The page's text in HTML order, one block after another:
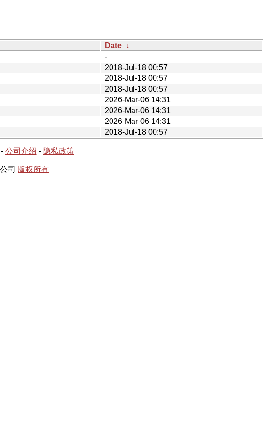
Date ↓
-
2018-Jul-18 00:57
2018-Jul-18 00:57
2018-Jul-18 00:57
2026-Mar-06 14:31
2026-Mar-06 14:31
2026-Mar-06 14:31
2018-Jul-18 00:57
- 公司介绍 - 隐私政策
司 版权所有